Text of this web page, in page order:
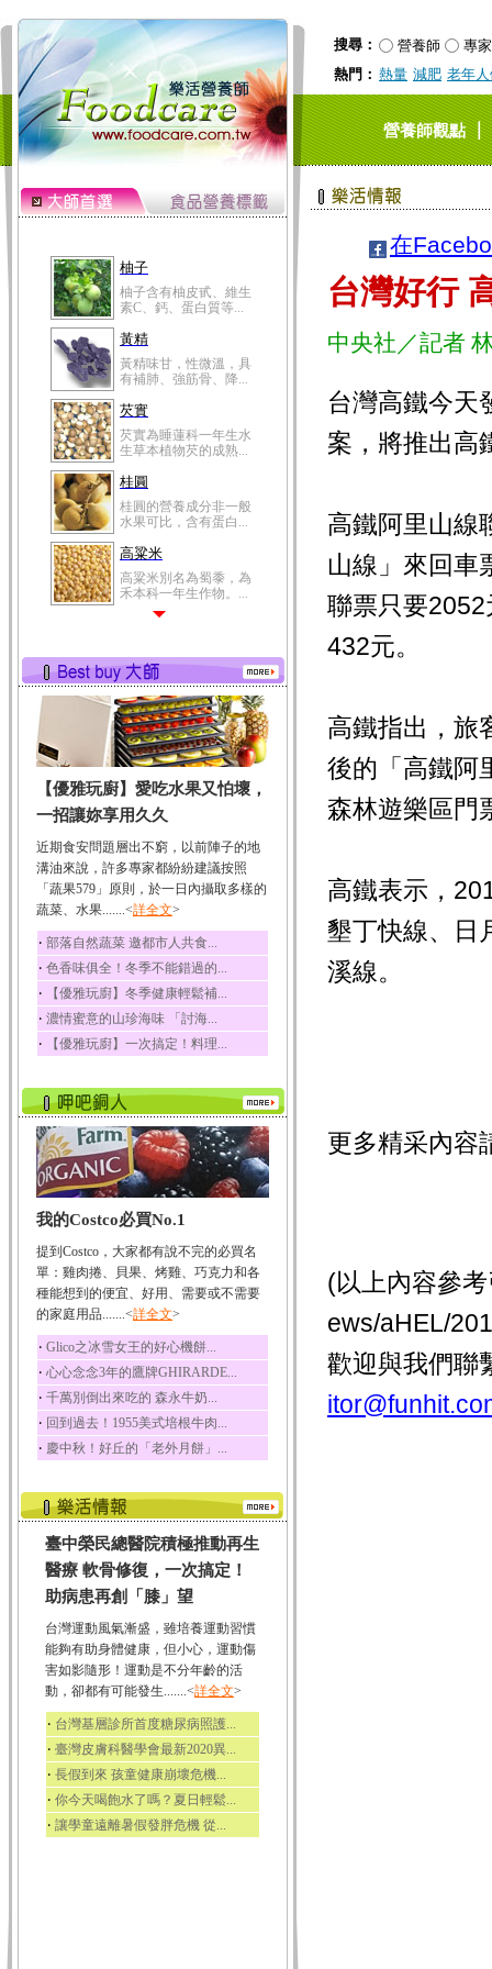
搜尋： 營養師
專家
熱門： 熱量 減肥 老年
營養師觀點｜
柚子
柚子含有柚皮甙、維生
素C、鈣、蛋白質等...
黃精
黃精味甘，性微溫，具
有補肺、強筋骨、降...
芡實
芡實為睡蓮科一年生水
生草本植物芡的成熟...
桂圓
桂圓的營養成分非一般
水果可比，含有蛋白...
高粱米
高粱米別名為蜀黍，為
禾本科一年生作物。...
有蛋白質、脂肪、磷...
鮪魚
鮪魚肚肉中的不飽和脂
肪酸內富含EPA和DH...
韭菜
韭菜所含的膳食纖維能
幫助消化與通便；揮...
冬瓜
冬瓜營養價值高，鈉含
量極低是水腫病人的...
豆豉
豆豉裡頭含有營養的蛋
白質、脂肪、鈣、磷...
榛果
榛果裡所含的營養素有
蛋白質、脂肪、醣類...
迷迭香
酸、迷迭香酸、植物...
咖啡
咖啡中的咖啡因會刺激
中樞神經系統，特別...
椰子
椰子含有糖類、脂肪、
荔枝
荔枝性質溫和所含的營
養素有醣類、檸檬酸...
五味子
五味子性質溫熱所含營
養成分有揮發油、檸...
草魚
草魚含有維生素A、維生
素C、及豐富的蛋白...
【優雅玩廚】愛吃水果又怕壞，
一招讓妳享用久久
近期食安問題層出不窮，以前陣子的地
溝油來說，許多專家都紛紛建議按照
「蔬果579」原則，於一日內攝取多樣的
蔬菜、水果.......<詳全文>
‧ 部落自然蔬菜 邀都市人共食...
‧ 色香味俱全！冬季不能錯過的...
‧ 【優雅玩廚】冬季健康輕鬆補...
‧ 濃情蜜意的山珍海味 「討海...
‧ 【優雅玩廚】一次搞定！料理...
我的Costco必買No.1
提到Costco，大家都有說不完的必買名
單：雞肉捲、貝果、烤雞、巧克力和各
種能想到的便宜、好用、需要或不需要
的家庭用品.......<詳全文>
‧ Glico之冰雪女王的好心機餅...
‧ 心心念念3年的鷹牌GHIRARDE...
‧ 千萬別倒出來吃的 森永牛奶...
‧ 回到過去！1955美式培根牛肉...
‧ 慶中秋！好丘的「老外月餅」...
臺中榮民總醫院積極推動再生
醫療 軟骨修復，一次搞定！
助病患再創「膝」望
台灣運動風氣漸盛，雖培養運動習慣
能夠有助身體健康，但小心，運動傷
害如影隨形！運動是不分年齡的活
動，卻都有可能發生.......<詳全文>
‧ 台灣基層診所首度糖尿病照護...
‧ 臺灣皮膚科醫學會最新2020異...
‧ 長假到來 孩童健康崩壞危機...
‧ 你今天喝飽水了嗎？夏日輕鬆...
‧ 讓學童遠離暑假發胖危機 從...
在
台灣好行
中央社／記者
台灣高鐵今天
案，將推出高
高鐵阿里山線
山線」來回車
聯票只要
432元。
高鐵指出，旅
後的「高鐵阿
森林遊樂區門
高鐵表示，
墾丁快線、日
溪線。
更多精采內容
(以上內容參
ews/aHEL/
歡迎與我們聯